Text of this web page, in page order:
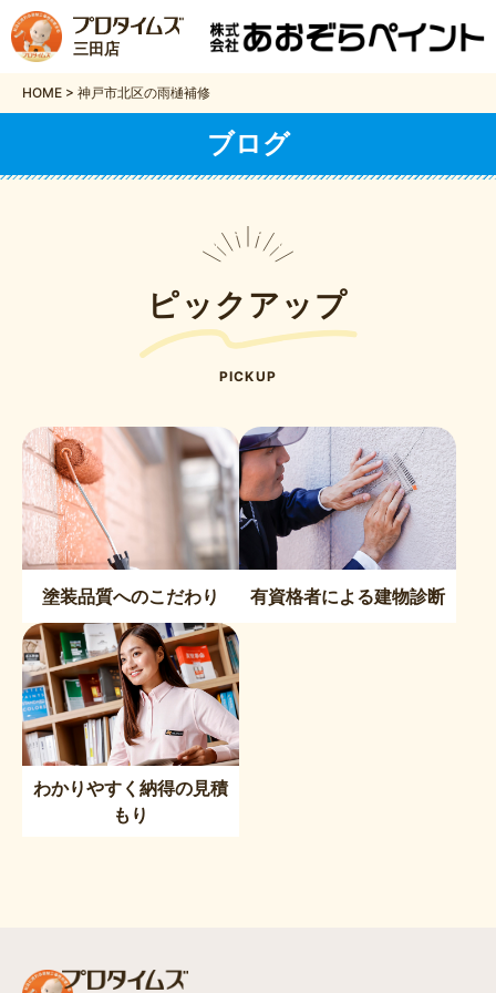
三田店
HOME > 神戸市北区の雨樋補修
ブログ
ピックアップ
PICKUP
塗装品質へのこだわり 有資格者による建物診断
わかりやすく納得の見積
もり